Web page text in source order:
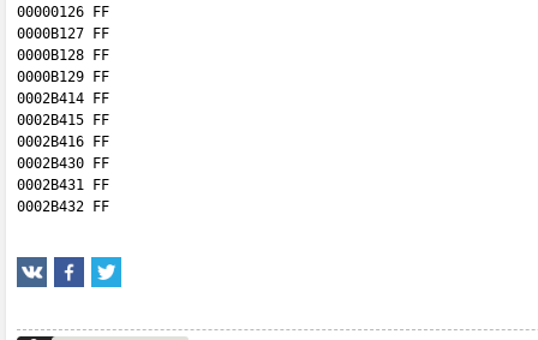
00000126 FF
0000B127 FF
0000B128 FF
0000B129 FF
0002B414 FF
0002B415 FF
0002B416 FF
0002B430 FF
0002B431 FF
0002B432 FF